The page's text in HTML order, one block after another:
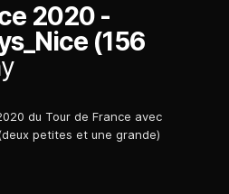
2020 -
(156
du Tour de France avec
petites et une grande)